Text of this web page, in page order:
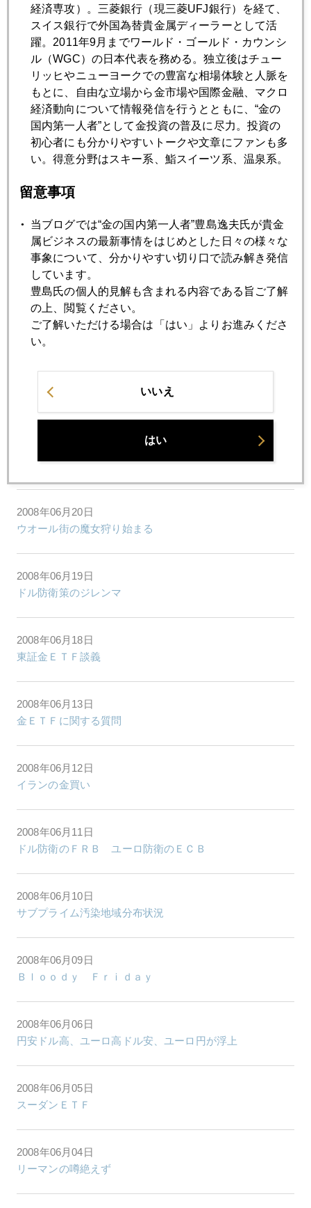
2008年
1月 2月 3月 4月 5月 6月
7月 8月 9月 10月 11月 12月
2008年06月30日
金ＥＴＦ残高急増
2008年06月27日
2008年06月26日
ＦＯＭＣサプライズ無し
2008年06月25日
ベトナム金輸入を一時停止
2008年06月24日
アブダビ投資庁の運用資産配分
バーナンキの本音(今週のＦＯＭＣを読む)
2008年06月20日
ウオール街の魔女狩り始まる
2008年06月19日
ドル防衛策のジレンマ
2008年06月18日
東証金ＥＴＦ談義
2008年06月13日
金ＥＴＦに関する質問
2008年06月12日
イランの金買い
2008年06月11日
ドル防衛のＦＲＢ ユーロ防衛のＥＣＢ
2008年06月10日
サブプライム汚染地域分布状況
2008年06月09日
Ｂｌｏｏｄｙ Ｆｒｉｄａｙ
2008年06月06日
円安ドル高、ユーロ高ドル安、ユーロ円が浮上
2008年06月05日
スーダンＥＴＦ
2008年06月04日
リーマンの噂絶えず
経済専攻）。三菱銀行（現三菱UFJ銀行）を経て、
スイス銀行で外国為替貴金属ディーラーとして活
躍。2011年9月までワールド・ゴールド・カウンシ
ル（WGC）の日本代表を務める。独立後はチュー
リッヒやニューヨークでの豊富な相場体験と人脈を
もとに、自由な立場から金市場や国際金融、マクロ
経済動向について情報発信を行うとともに、“金の
国内第一人者”として金投資の普及に尽力。投資の
初心者にも分かりやすいトークや文章にファンも多
い。得意分野はスキー系、鮨スイーツ系、温泉系。
留意事項
当ブログでは“金の国内第一人者”豊島逸夫氏が貴金
属ビジネスの最新事情をはじめとした日々の様々な
事象について、分かりやすい切り口で読み解き発信
しています。
豊島氏の個人的見解も含まれる内容である旨ご了解
の上、閲覧ください。
ご了解いただける場合は「はい」よりお進みくださ
い。
いいえ
はい